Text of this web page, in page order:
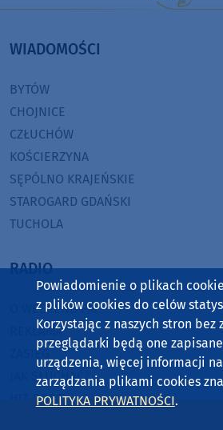
WIADOMOŚCI
BYTÓW
CHOJNICE
CZŁUCHÓW
KOŚCIERZYNA
SĘPÓLNO KRAJEŃSKIE
STAROGARD GDAŃSKI
TUCHOLA
RADIO
O WEEKEND FM
REKLAMA
ZASIĘG
JAK SŁUCHAĆ?
HIT-PORT
Powiadomienie o plikach
z plików cookies do celów
Korzystając z naszych stron bez
przeglądarki będą one
urządzenia, więcej informacji
zarządzania plikami cookies
POLITYKA PRYWATNOŚCI.